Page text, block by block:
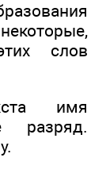
слов
имя
разряд.